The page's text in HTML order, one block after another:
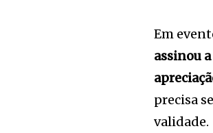
Em
assinou
precisa
validade.